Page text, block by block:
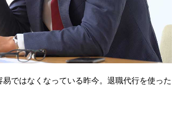
ではなくなっている昨今。退職代行を使った